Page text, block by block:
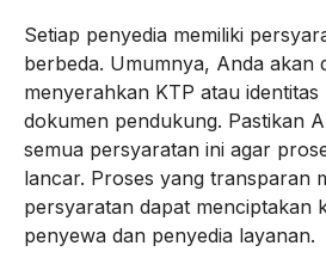
Setiap penyedia memiliki
berbeda. Umumnya, Anda akan
menyerahkan KTP atau
dokumen pendukung. Pastikan
semua persyaratan ini agar
lancar. Proses yang transparan
persyaratan dapat menciptakan
penyewa dan penyedia layanan.